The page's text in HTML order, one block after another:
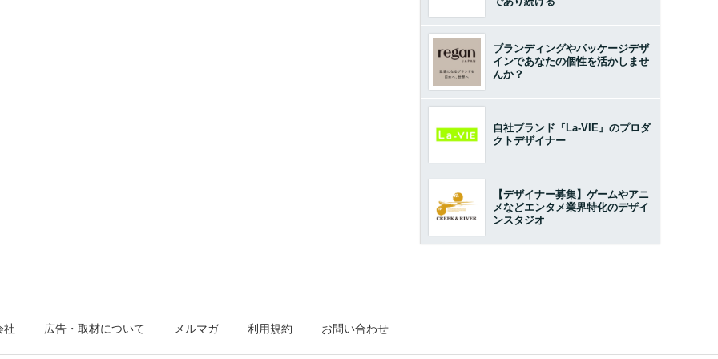
ブランディングやパッケージデザ
インであなたの個性を活かしませ
んか？
自社ブランド『La-VIE』のプロダ
クトデザイナー
【デザイナー募集】ゲームやアニ
メなどエンタメ業界特化のデザイ
ンスタジオ
社 広告・取材について メルマガ 利用規約 お問い合わせ